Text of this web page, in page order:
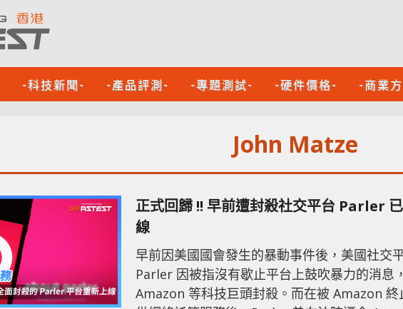
-科技新聞- -產品評測- -專題測試- -硬件價格- -商業
John Matze
正式回歸 !! 早前遭封殺社交平台 Parler
線
早前因美國國會發生的暴動事件後，美國社交
Parler 因被指沒有歇止平台上鼓吹暴力的消息
Amazon 等科技巨頭封殺。而在被 Amazon 終